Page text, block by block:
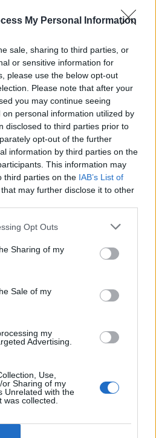
My Personal Information
sale, sharing to third parties, or
or sensitive information for
please use the below opt-out
Please note that after your
you may continue seeing
personal information utilized by
disclosed to third parties prior to
opt-out of the further
information by third parties on the
This information may
third parties on the IAB’s List of
that may further disclose it to other
Opt Outs
Sharing of my
Sale of my
my
Advertising.
Use,
Sharing of my
Unrelated with the
collected.
in un villino
negli anni '90 sul litorale
a Roma di circa
nel 2010. Su cui
per circa 900.000 euro.
dei redditi spiccano
eccessi. Proprio il
scrive di essere socio a
Tevere Remo, il
Europei Enzo Moavero
nel dettaglio che
servizio ha «una Lancia
ha un telefono cellulare
da 64 GB». Non perde
ministro Piero Giarda
reddito per il 2012
del governo». Il
lordo è comunque di
si è divertito anche a
di due proprietà
ristrutturato e uno non
Valsesia sull'Alpe di